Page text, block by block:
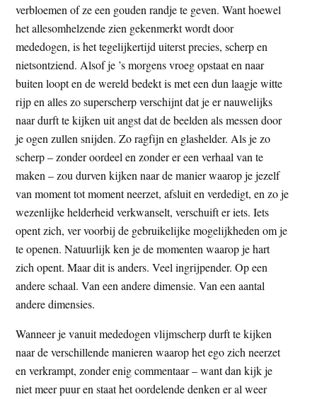
verbloemen of ze een gouden randje te geven. Want hoewel
het allesomhelzende zien gekenmerkt wordt door
mededogen, is het tegelijkertijd uiterst precies, scherp en
nietsontziend. Alsof je ’s morgens vroeg opstaat en naar
buiten loopt en de wereld bedekt is met een dun laagje witte
rijp en alles zo superscherp verschijnt dat je er nauwelijks
naar durft te kijken uit angst dat de beelden als messen door
je ogen zullen snijden. Zo ragfijn en glashelder. Als je zo
scherp – zonder oordeel en zonder er een verhaal van te
maken – zou durven kijken naar de manier waarop je jezelf
van moment tot moment neerzet, afsluit en verdedigt, en zo je
wezenlijke helderheid verkwanselt, verschuift er iets. Iets
opent zich, ver voorbij de gebruikelijke mogelijkheden om je
te openen. Natuurlijk ken je de momenten waarop je hart
zich opent. Maar dit is anders. Veel ingrijpender. Op een
andere schaal. Van een andere dimensie. Van een aantal
andere dimensies.
Wanneer je vanuit mededogen vlijmscherp durft te kijken
naar de verschillende manieren waarop het ego zich neerzet
en verkrampt, zonder enig commentaar – want dan kijk je
niet meer puur en staat het oordelende denken er al weer